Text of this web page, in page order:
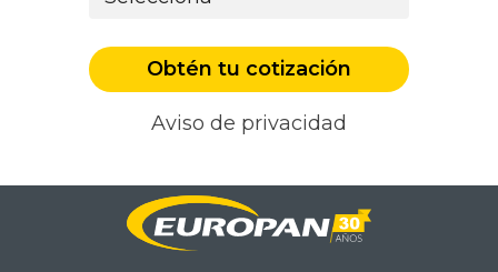
Aviso de privacidad